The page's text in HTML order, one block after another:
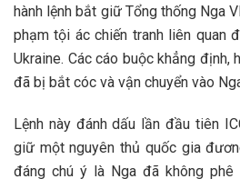
hành lệnh bắt giữ Tổng thống Nga
phạm tội ác chiến tranh liên quan
Ukraine. Các cáo buộc khẳng định,
đã bị bắt cóc và vận chuyển vào
Lệnh này đánh dấu lần đầu tiên
giữ một nguyên thủ quốc gia
đáng chú ý là Nga đã không phê